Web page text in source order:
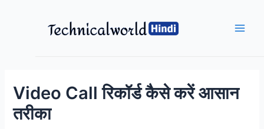
Video Call रिकॉर्ड कैसे करें आसान
तरीका